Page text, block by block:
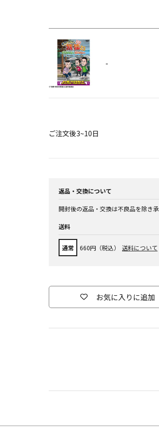
-
ご注文後3~10日
返品・交換について
開封後の返品・交換は不良品を除き承
送料
通常 660円（税込） 送料について
お気に入りに追加